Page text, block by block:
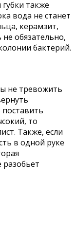
также
вода не станет
керамзит,
обязательно,
бактерий.
не тревожить
то
Также, если
в одной руке
разобьет